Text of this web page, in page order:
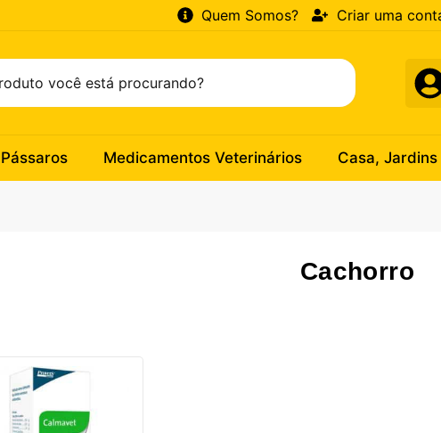
Quem Somos? Criar uma
Pássaros Medicamentos Veterinários Casa,
Cachorro